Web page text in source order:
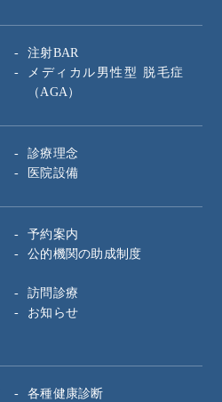
注射BAR
メディカル男性型 脱毛症
（AGA）
診療理念
医院設備
予約案内
公的機関の助成制度
訪問診療
お知らせ
各種健康診断